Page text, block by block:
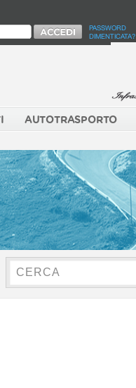
PASSWORD
DIMENTICATA?
AUTOTRASPORTO